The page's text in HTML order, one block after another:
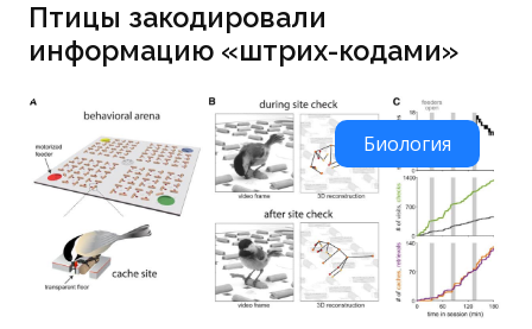
Птицы закодировали
информацию «штрих-кодами»
Биология